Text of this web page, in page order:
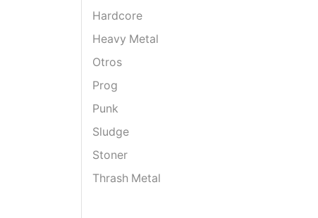
Hardcore
Heavy Metal
Otros
Prog
Punk
Sludge
Stoner
Thrash Metal